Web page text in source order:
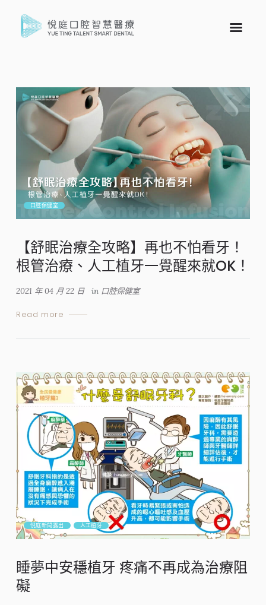
口腔保健室
【舒眠治療全攻略】再也不怕看牙！
根管治療、人工植牙一覺醒來就OK！
2021 年 04 月 22 日 in 口腔保健室
Read more
悅庭新聞露出 人工植牙
睡夢中安穩植牙 疼痛不再成為治療阻
礙